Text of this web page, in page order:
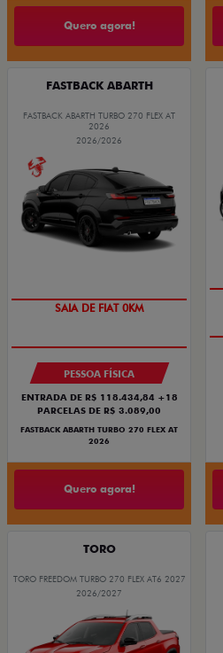
Quero agora!
FASTBACK ABARTH
FASTBACK ABARTH TURBO 270 FLEX AT
2026
2026/2026
SAIA DE FIAT 0KM
PESSOA FÍSICA
ENTRADA DE R$ 118.434,84 +18
PARCELAS DE R$ 3.089,00
FASTBACK ABARTH TURBO 270 FLEX AT
2026
Quero agora!
TORO
TORO FREEDOM TURBO 270 FLEX AT6 2027
2026/2027